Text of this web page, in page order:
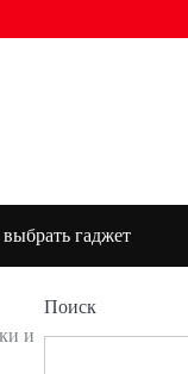
гаджет
и
Поиск